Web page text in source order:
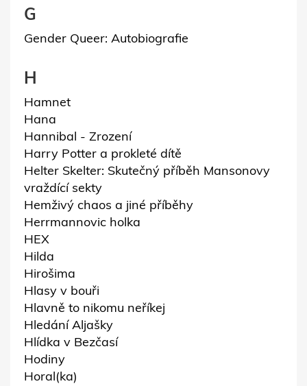
G
Gender Queer: Autobiografie
H
Hamnet
Hana
Hannibal - Zrození
Harry Potter a prokleté dítě
Helter Skelter: Skutečný příběh Mansonovy
vraždící sekty
Hemživý chaos a jiné příběhy
Herrmannovic holka
HEX
Hilda
Hirošima
Hlasy v bouři
Hlavně to nikomu neříkej
Hledání Aljašky
Hlídka v Bezčasí
Hodiny
Horal(ka)